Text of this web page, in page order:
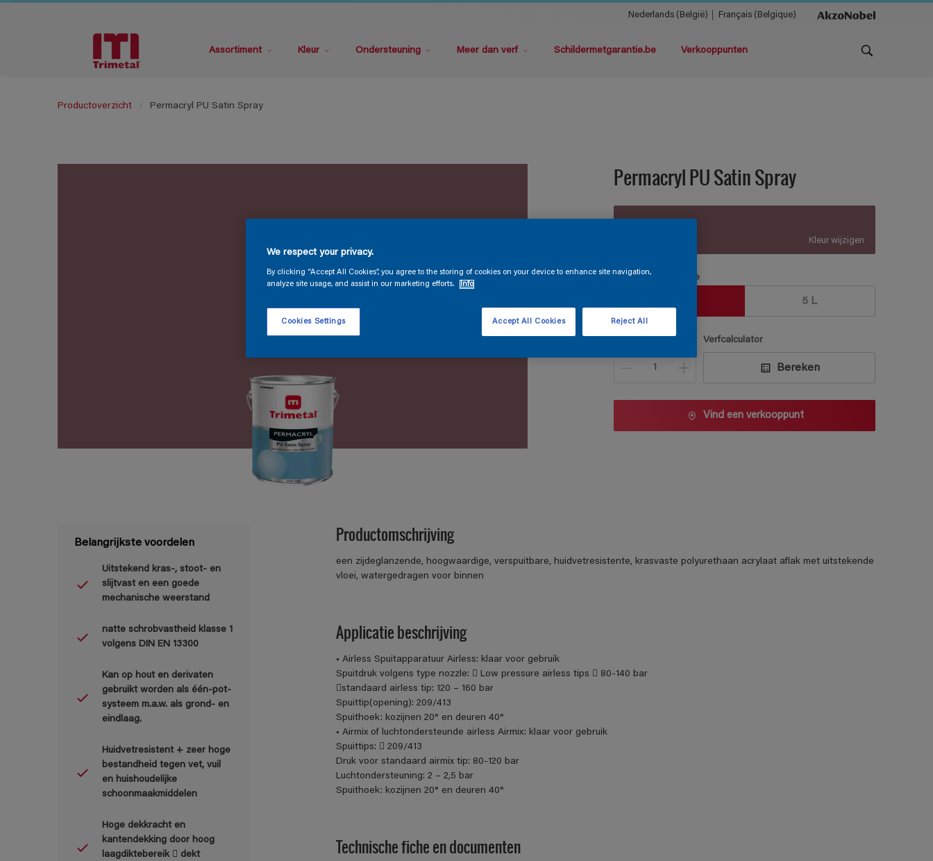
Nederlands (België) Français (Belgique)
Assortiment Kleur Ondersteuning Meer dan verf Schildermetgarantie.be Verkooppunten
Productoverzicht Permacryl PU Satin Spray
Permacryl PU Satin Spray
Kleur wijzigen
Verpakkingsgrootte
5 L
Verfcalculator
Bereken
Vind een verkooppunt
Belangrijkste voordelen
Uitstekend kras-, stoot- en
slijtvast en een goede
mechanische weerstand
natte schrobvastheid klasse 1
volgens DIN EN 13300
Kan op hout en derivaten
gebruikt worden als één-pot-
systeem m.a.w. als grond- en
eindlaag.
Huidvetresistent + zeer hoge
bestandheid tegen vet, vuil
en huishoudelijke
schoonmaakmiddelen
Hoge dekkracht en
kantendekking door hoog
laagdiktebereik  dekt
Productomschrijving
een zijdeglanzende, hoogwaardige, verspuitbare, huidvetresistente, krasvaste polyurethaan acrylaat aflak met uitstekende
vloei, watergedragen voor binnen
Applicatie beschrijving
• Airless Spuitapparatuur Airless: klaar voor gebruik
Spuitdruk volgens type nozzle:  Low pressure airless tips  80-140 bar
standaard airless tip: 120 – 160 bar
Spuittip(opening): 209/413
Spuithoek: kozijnen 20° en deuren 40°
• Airmix of luchtondersteunde airless Airmix: klaar voor gebruik
Spuittips:  209/413
Druk voor standaard airmix tip: 80-120 bar
Luchtondersteuning: 2 – 2,5 bar
Spuithoek: kozijnen 20° en deuren 40°
Technische fiche en documenten
We respect your privacy.
By clicking “Accept All Cookies”, you agree to the storing of cookies on your device to enhance site navigation,
analyze site usage, and assist in our marketing efforts.
Info
Cookies Settings Reject All
Accept All Cookies